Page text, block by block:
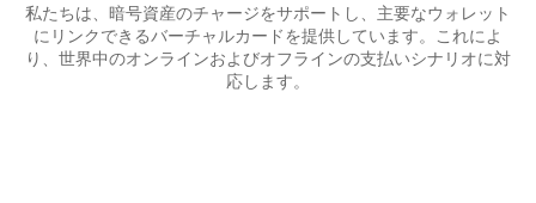
私たちは、暗号資産のチャージをサポートし、主要なウォレット
にリンクできるバーチャルカードを提供しています。これによ
り、世界中のオンラインおよびオフラインの支払いシナリオに対
応します。